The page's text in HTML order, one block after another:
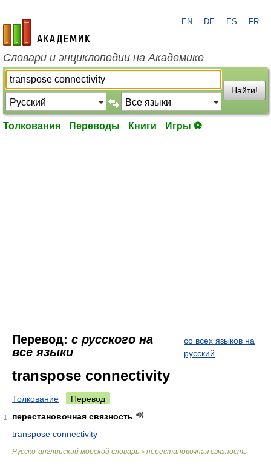
academic.ru
EN DE ES FR
Словари и энциклопедии на Академике
Найти!
Толкования Переводы Книги Игры ⚽
Перевод: с русского на
все языки
со всех языков на
русский
transpose connectivity
Толкование Перевод
1
перестановочная связность
transpose connectivity
Русско-английский морской словарь > перестановочная связность